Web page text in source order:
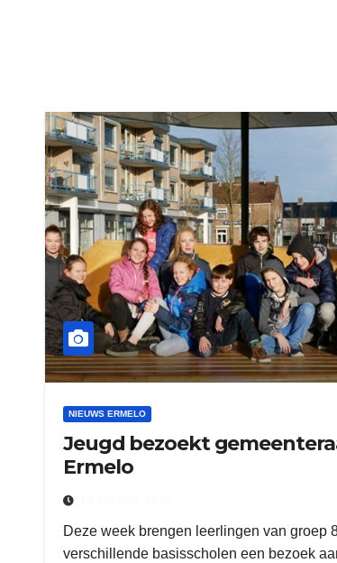
NIEUWS ERMELO
Jeugd bezoekt
Ermelo
Deze week brengen leerlingen van groep
verschillende basisscholen een bezoek